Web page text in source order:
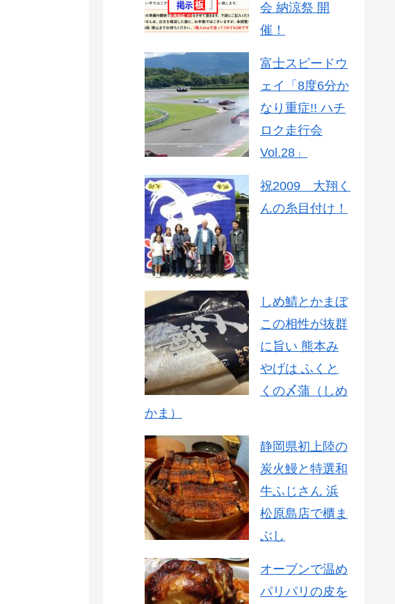
会 納涼祭 開
催！
富士スピードウ
ェイ「8度6分か
なり重症!! ハチ
ロク走行会
Vol.28」
祝2009 大翔く
んの糸目付け！
しめ鯖とかまぼ
この相性が抜群
に旨い 熊本み
やげは ふくと
くの〆蒲（しめ
かま）
静岡県初上陸の
炭火鰻と特選和
牛ふじさん 浜
松原島店で櫃ま
ぶし
オーブンで温め
パリパリの皮を